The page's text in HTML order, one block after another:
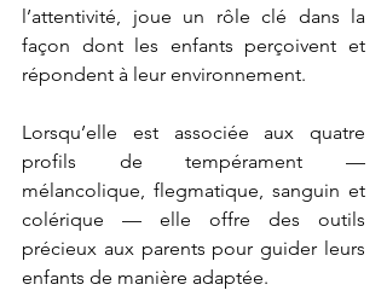
l’attentivité, joue un rôle clé dans la
façon dont les enfants perçoivent et
répondent à leur environnement.
Lorsqu’elle est associée aux quatre
profils de tempérament —
mélancolique, flegmatique, sanguin et
colérique — elle offre des outils
précieux aux parents pour guider leurs
enfants de manière adaptée.